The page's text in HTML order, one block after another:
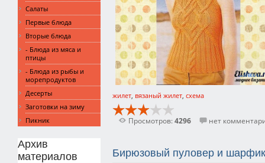
Салаты
Первые блюда
Вторые блюда
- Блюда из мяса и
птицы
- Блюда из рыбы и
морепродуктов
Десерты
Заготовки на зиму
Пикник
Архив
материалов
жилет вязаный жилет схема
Просмотров:4296 нет
Бирюзовый пуловер и